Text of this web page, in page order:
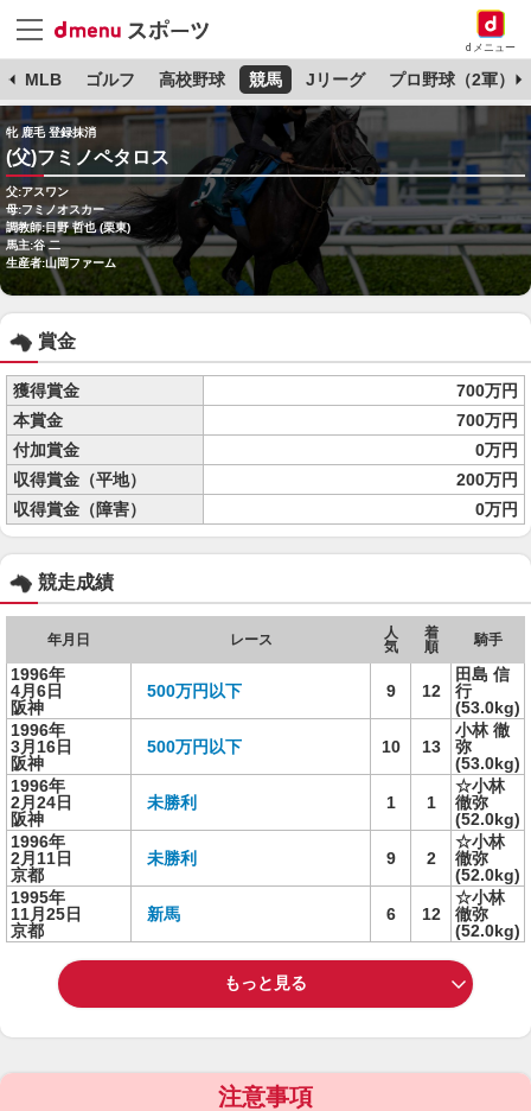
dメニュー
MLB ゴルフ 高校野球 競馬 Jリーグ プロ野球（2軍）
牝 鹿毛 登録抹消
(父)フミノペタロス
父:アスワン
母:フミノオスカー
調教師:目野 哲也 (栗東)
馬主:谷 二
生産者:山岡ファーム
賞金
獲得賞金
700万円
本賞金
700万円
付加賞金
0万円
収得賞金（平地）
200万円
収得賞金（障害）
0万円
競走成績
年月日 レース
人
気
着
順
騎手
1996年
4月6日
阪神
500万円以下 9 12
田島 信
行
(53.0kg)
1996年
3月16日
阪神
500万円以下 10 13
小林 徹
弥
(53.0kg)
1996年
2月24日
阪神
未勝利 1 1
☆小林
徹弥
(52.0kg)
1996年
2月11日
京都
未勝利 9 2
☆小林
徹弥
(52.0kg)
1995年
11月25日
京都
新馬 6 12
☆小林
徹弥
(52.0kg)
もっと見る
注意事項